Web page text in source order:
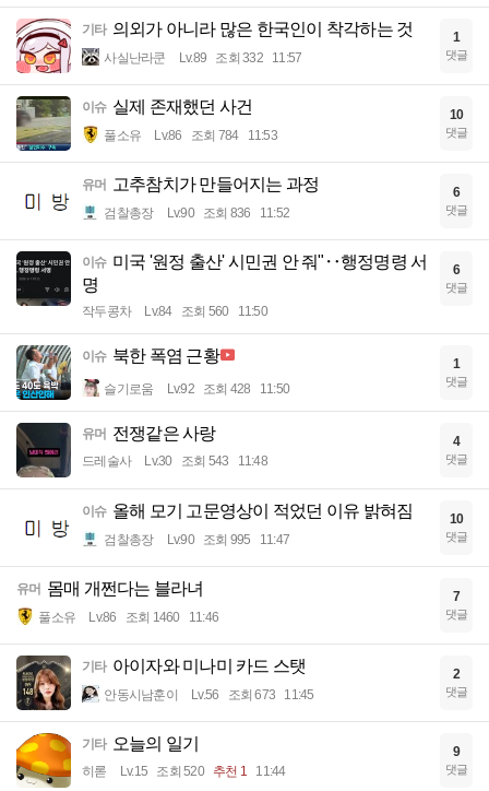
기타 의외가 아니라 많은 한국인이 착각하는 것
사실난라쿤 Lv.89 조회 332 11:57
1
댓글
이슈 실제 존재했던 사건
풀소유 Lv.86 조회 784 11:53
10
댓글
유머 고추참치가 만들어지는 과정
검찰총장 Lv.90 조회 836 11:52
6
댓글
이슈 미국 '원정 출산' 시민권 안 줘"‥행정명령 서
명
작두콩차 Lv.84 조회 560 11:50
6
댓글
이슈 북한 폭염 근황
슬기로움 Lv.92 조회 428 11:50
1
댓글
유머 전쟁같은 사랑
드레술사 Lv.30 조회 543 11:48
4
댓글
이슈 올해 모기 고문영상이 적었던 이유 밝혀짐
검찰총장 Lv.90 조회 995 11:47
10
댓글
유머 몸매 개쩐다는 블라녀
풀소유 Lv.86 조회 1460 11:46
7
댓글
기타 아이자와 미나미 카드 스탯
안동시남훈이 Lv.56 조회 673 11:45
2
댓글
기타 오늘의 일기
히롣 Lv.15 조회 520 추천 1 11:44
9
댓글